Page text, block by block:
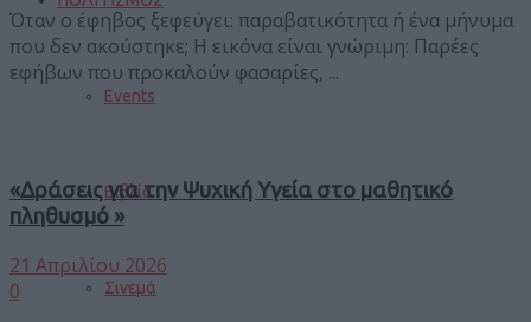
Events
Βιβλίο
Σινεμά
Όταν ο έφηβος ξεφεύγει: παραβατικότητα ή ένα μήνυμα
που δεν ακούστηκε; Η εικόνα είναι γνώριμη: Παρέες
εφήβων που προκαλούν φασαρίες, ...
«Δράσεις για την Ψυχική Υγεία στο μαθητικό
πληθυσμό »
21 Απριλίου 2026
0